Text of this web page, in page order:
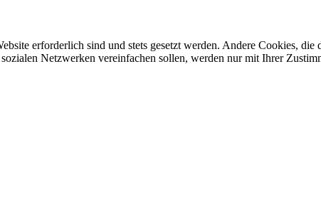
erforderlich sind und stets gesetzt werden. Andere Cookies,
Netzwerken vereinfachen sollen, werden nur mit Ihrer